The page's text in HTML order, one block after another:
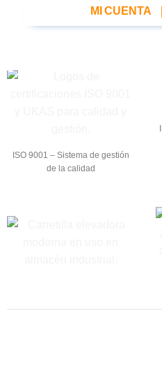
MI CUENTA
ISO 9001 – Sistema de gestión
de la calidad